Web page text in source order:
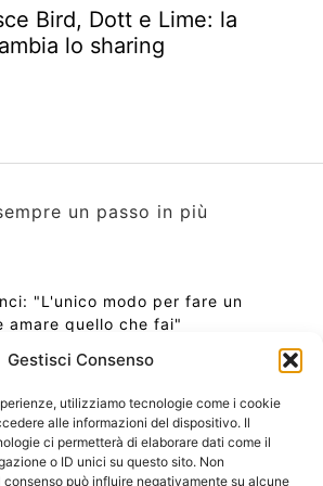
Gestisci Consenso
utilizziamo tecnologie come i cookie
alle informazioni del dispositivo. Il
ci permetterà di elaborare dati come il
o ID unici su questo sito. Non
può influire negativamente su alcune
Bird, Dott e Lime: la
lo sharing
un passo in più
"L'unico modo per fare un
amare quello che fai"
in questo momento
Potrebbe Essere per